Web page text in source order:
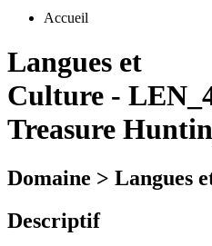
Accueil
Langues et
Culture -
Treasure
Domaine > Langues
Descriptif